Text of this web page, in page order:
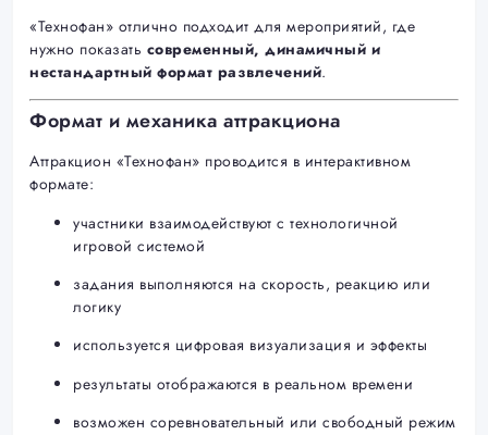
«Технофан» отлично подходит для мероприятий, где
нужно показать современный, динамичный и
нестандартный формат развлечений.
Формат и механика аттракциона
Аттракцион «Технофан» проводится в интерактивном
формате:
участники взаимодействуют с технологичной
игровой системой
задания выполняются на скорость, реакцию или
логику
используется цифровая визуализация и эффекты
результаты отображаются в реальном времени
возможен соревновательный или свободный режим